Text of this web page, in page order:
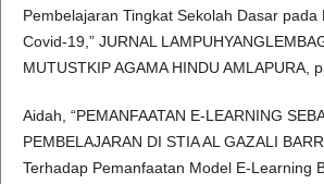
Pembelajaran Tingkat Sekolah Dasar pada
Covid-19,” JURNAL
MUTUSTKIP AGAMA HINDU AMLAPURA,
Aidah, “PEMANFAATAN E-LEARNING
PEMBELAJARAN DI STIA AL GAZALI
Terhadap Pemanfaatan Model E-Learning